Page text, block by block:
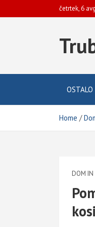
to
četrtek, 6
OSTALO
Home
DOM IN